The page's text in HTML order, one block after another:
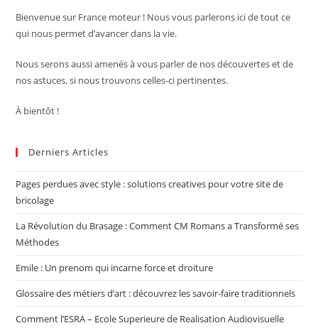
Bienvenue sur France moteur ! Nous vous parlerons ici de tout ce
qui nous permet d’avancer dans la vie.
Nous serons aussi amenés à vous parler de nos découvertes et de
nos astuces, si nous trouvons celles-ci pertinentes.
À bientôt !
Derniers Articles
Pages perdues avec style : solutions creatives pour votre site de
bricolage
La Révolution du Brasage : Comment CM Romans a Transformé ses
Méthodes
Emile : Un prenom qui incarne force et droiture
Glossaire des métiers d’art : découvrez les savoir-faire traditionnels
Comment l’ESRA – Ecole Superieure de Realisation Audiovisuelle